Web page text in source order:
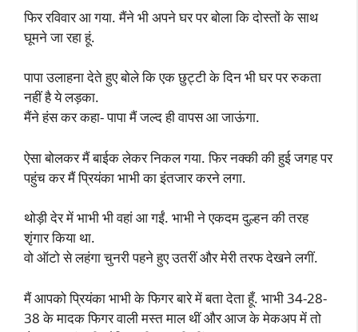
फिर रविवार आ गया. मैंने भी अपने घर पर बोला कि दोस्तों के साथ
घूमने जा रहा हूं.
पापा उलाहना देते हुए बोले कि एक छुट्टी के दिन भी घर पर रुकता
नहीं है ये लड़का.
मैंने हंस कर कहा- पापा मैं जल्द ही वापस आ जाऊंगा.
ऐसा बोलकर मैं बाईक लेकर निकल गया. फिर नक्की की हुई जगह पर
पहुंच कर मैं प्रियंका भाभी का इंतजार करने लगा.
थोड़ी देर में भाभी भी वहां आ गईं. भाभी ने एकदम दुल्हन की तरह
शृंगार किया था.
वो ऑटो से लहंगा चुनरी पहने हुए उतरीं और मेरी तरफ देखने लगीं.
मैं आपको प्रियंका भाभी के फिगर बारे में बता देता हूँ. भाभी 34-28-
38 के मादक फिगर वाली मस्त माल थीं और आज के मेकअप में तो